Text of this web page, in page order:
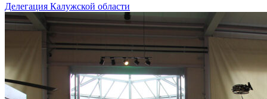
Делегация Калужской области